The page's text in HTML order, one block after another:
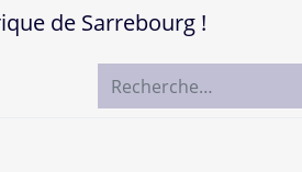
de Sarrebourg !